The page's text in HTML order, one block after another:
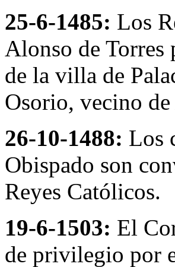
25-6-1485: Los
Alonso de Torres
de la villa de
Osorio, vecino de
26-10-1488: Los
Obispado son
Reyes Católicos.
19-6-1503: El
de privilegio por